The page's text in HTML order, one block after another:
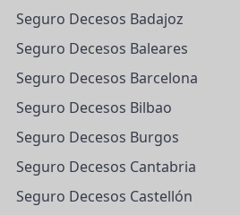
Seguro Decesos Badajoz
Seguro Decesos Baleares
Seguro Decesos Barcelona
Seguro Decesos Bilbao
Seguro Decesos Burgos
Seguro Decesos Cantabria
Seguro Decesos Castellón